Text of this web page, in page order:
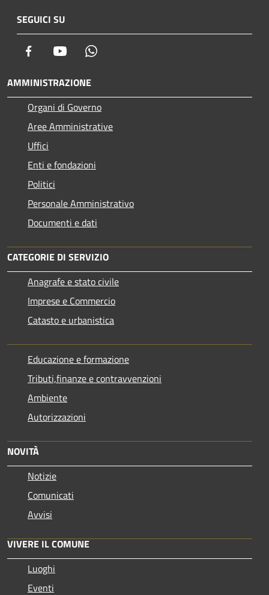
SEGUICI SU
Facebook Youtube
AMMINISTRAZIONE
Organi di Governo
Aree Amministrative
Uffici
Enti e fondazioni
Politici
Personale Amministrativo
Documenti e dati
CATEGORIE DI SERVIZIO
Anagrafe e stato civile
Imprese e Commercio
Catasto e urbanistica
Educazione e formazione
Tributi,finanze e contravvenzioni
Ambiente
Autorizzazioni
NOVITÀ
Notizie
Comunicati
Avvisi
VIVERE IL COMUNE
Luoghi
Eventi